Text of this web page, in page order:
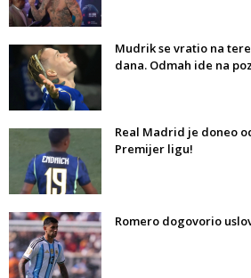
Mudrik se vratio na
dana. Odmah ide na
Real Madrid je doneo
Premijer ligu!
Romero dogovorio